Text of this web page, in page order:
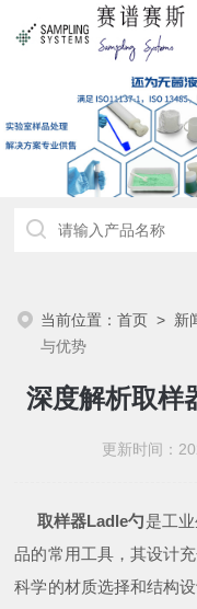
当前位置：首页 > 新
与优势
深度解析取样
更新时间：
取样器Ladle勺是工
品的常用工具，其设计
科学的材质选择和结构